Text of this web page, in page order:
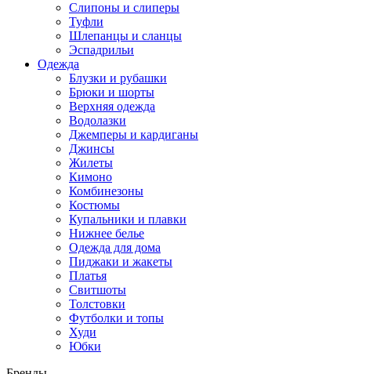
Слипоны и слиперы
Туфли
Шлепанцы и сланцы
Эспадрильи
Одежда
Блузки и рубашки
Брюки и шорты
Верхняя одежда
Водолазки
Джемперы и кардиганы
Джинсы
Жилеты
Кимоно
Комбинезоны
Костюмы
Купальники и плавки
Нижнее белье
Одежда для дома
Пиджаки и жакеты
Платья
Свитшоты
Толстовки
Футболки и топы
Худи
Юбки